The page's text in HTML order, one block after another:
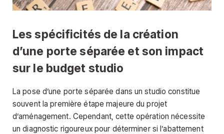
Les spécificités de la création
d’une porte séparée et son impact
sur le budget studio
La pose d’une porte séparée dans un studio constitue
souvent la première étape majeure du projet
d’aménagement. Cependant, cette opération nécessite
un diagnostic rigoureux pour déterminer si l’abattement